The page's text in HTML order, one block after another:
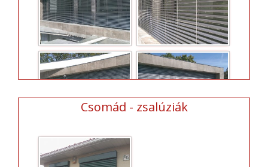
Csomád - zsalúziák